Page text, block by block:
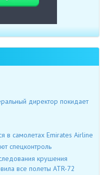
директор покидает
в самолетах Emirates Airline
спецконтроль
крушения
все полеты ATR-72